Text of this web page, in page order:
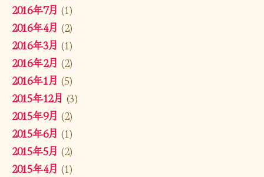
2016年7月 (1)
2016年4月 (2)
2016年3月 (1)
2016年2月 (2)
2016年1月 (5)
2015年12月 (3)
2015年9月 (2)
2015年6月 (1)
2015年5月 (2)
2015年4月 (1)